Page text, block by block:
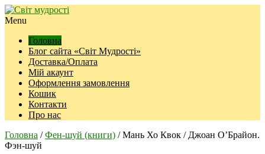
Menu
Головна
Блог сайта «Світ Мудрості»
Доставка/Оплата
Мій акаунт
Оформлення замовлення
Кошик
Контакти
Про нас
Головна /Фен-шуй (книги) / Мань Хо Квок / Джоан О’Брайон.
Фэн-шуй